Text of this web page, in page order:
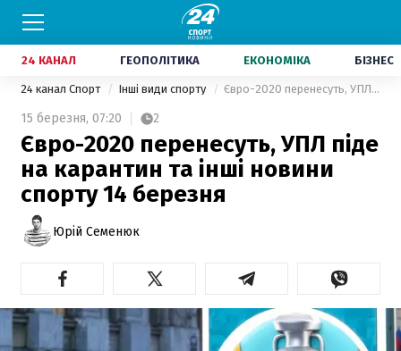
24 КАНАЛ ГЕОПОЛІТИКА ЕКОНОМІКА БІЗНЕС
24 канал Спорт Інші види спорту Євро-2020 перенесуть, УПЛ піде на карантин та інші новини спорту 14 березня
15 березня, 07:20 2
Євро-2020 перенесуть, УПЛ піде
на карантин та інші новини
спорту 14 березня
Юрій Семенюк